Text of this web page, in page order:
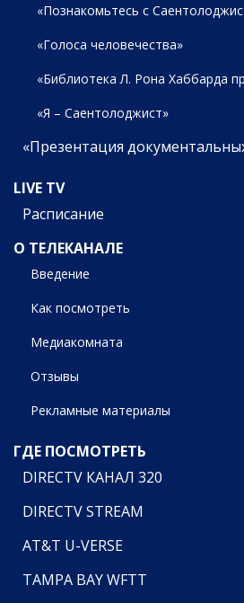
«Познакомьтесь с
«Голоса человечества»
«Библиотека Л. Рона Хаббарда
«Я – Саентолоджист»
«Презентация
LIVE TV
Расписание
О ТЕЛЕКАНАЛЕ
Введение
Как посмотреть
Медиакомната
Отзывы
Рекламные материалы
ГДЕ ПОСМОТРЕТЬ
DIRECTV КАНАЛ 320
DIRECTV STREAM
AT&T U-VERSE
TAMPA BAY WFTT